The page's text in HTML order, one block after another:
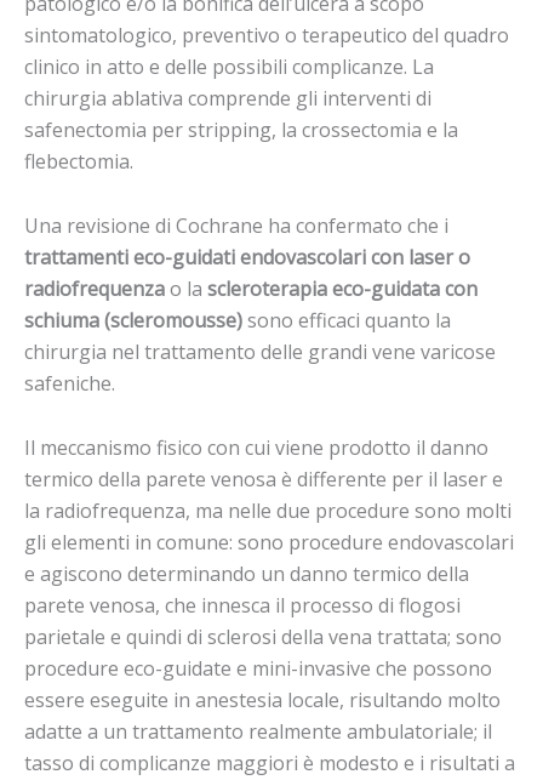
sintomatologico, preventivo o terapeutico del quadro
clinico in atto e delle possibili complicanze. La
chirurgia ablativa comprende gli interventi di
safenectomia per stripping, la crossectomia e la
flebectomia.
Una revisione di Cochrane ha confermato che i
trattamenti eco-guidati endovascolari con laser o
radiofrequenzao la scleroterapia eco-guidata con
schiuma (scleromousse)sono efficaci quanto la
chirurgia nel trattamento delle grandi vene varicose
safeniche.
Il meccanismo fisico con cui viene prodotto il danno
termico della parete venosa è differente per il laser e
la radiofrequenza, ma nelle due procedure sono molti
gli elementi in comune: sono procedure endovascolari
e agiscono determinando un danno termico della
parete venosa, che innesca il processo di flogosi
parietale e quindi di sclerosi della vena trattata; sono
procedure eco-guidate e mini-invasive che possono
essere eseguite in anestesia locale, risultando molto
adatte a un trattamento realmente ambulatoriale; il
tasso di complicanze maggiori è modesto e i risultati a